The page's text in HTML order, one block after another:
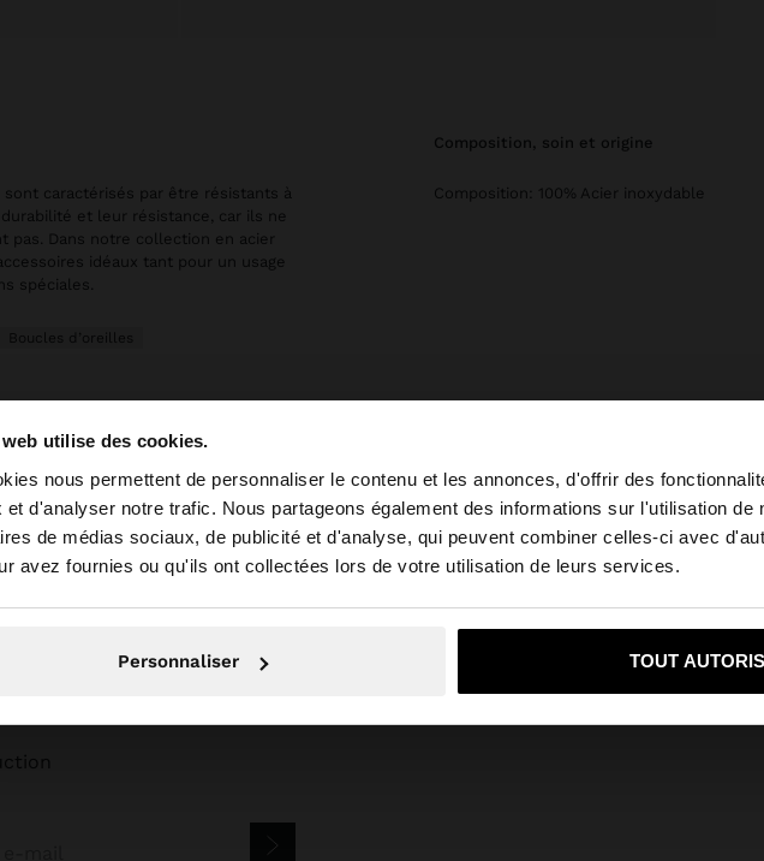
utilise des cookies.
nous permettent de personnaliser le contenu et les annonces, d'offrir des
et d'analyser notre trafic. Nous partageons également des informations sur l'utilisation de
de médias sociaux, de publicité et d'analyse, qui peuvent combiner celles-ci avec
avez fournies ou qu'ils ont collectées lors de votre utilisation de leurs services.
Personnaliser TOUT
bonjour
accédez au site depuis Luxembourg. Voulez-vous parcourir notre site au
Non, je souhaite rester sur Luxembourg Oui, dirigez-moi
caractérisés par être résistants à
et leur résistance, car ils ne
pas. Dans notre collection en acier
idéaux tant pour un usage
spéciales.
Boucles d’oreilles
composition, soin et origine
Composition: 100% Acier inoxydable
Parfois Joaillerie Acier Inoxydable Boucles d’oreilles boucles d'oreilles doubles - acier
NEWSLETTER